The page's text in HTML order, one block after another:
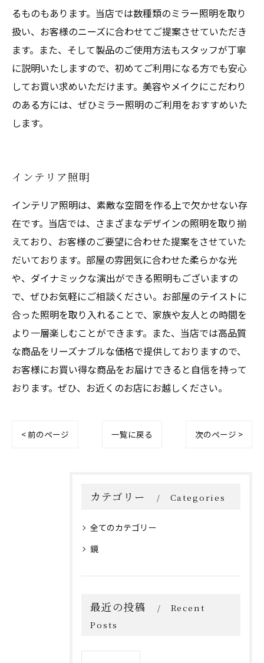
るものもあります。当店では数種類のミラー照明を取り
扱い、お客様のニーズに合わせてご提案させていただき
ます。また、そして製品のご使用方法もスタッフが丁寧
に説明いたしますので、初めてご利用になる方でも安心
してお買い求めいただけます。美容やメイクにこだわり
のある方には、ぜひミラー照明のご利用をおすすめいた
します。
インテリア照明
インテリア照明は、素敵な空間を作る上で欠かせない存
在です。当店では、さまざまなデザインの照明を取り揃
えており、お客様のご要望に合わせた提案をさせていた
だいております。部屋の雰囲気に合わせた柔らかな光
や、ダイナミックな演出ができる照明もございますの
で、ぜひお気軽にご相談ください。お部屋のテイストに
合った照明を取り入れることで、家族や友人との時間を
より一層楽しむことができます。また、当店では高品質
な商品をリーズナブルな価格で提供しておりますので、
お客様にお買い得な商品をお届けできると自信を持って
おります。ぜひ、お近くのお店にお越しください。
< 前のページ 一覧に戻る 次のページ >
カテゴリー Categories
全てのカテゴリー
鏡
最近の投稿
Recent
Posts